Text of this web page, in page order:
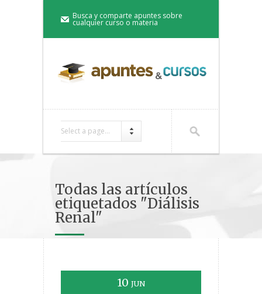
Busca y comparte apuntes sobre
cualquier curso o materia
Select a page...
Todas las artículos
etiquetados "Diálisis
Renal"
10 JUN